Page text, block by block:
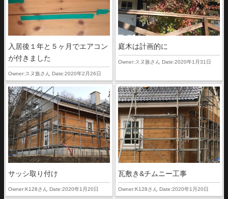
入居後１年と５ヶ月でエアコン
が付きました
Owner:スヌ族さん Date:2020年2月26日
庭木は計画的に
Owner:スヌ族さん Date:2020年1月31日
サッシ取り付け
Owner:K128さん Date:2020年1月20日
瓦敷き&チムニー工事
Owner:K128さん Date:2020年1月20日